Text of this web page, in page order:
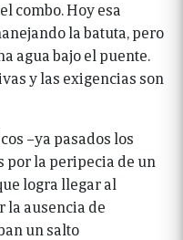
combo. Hoy esa
la batuta, pero
agua bajo el puente.
y las exigencias son
–ya pasados los
por la peripecia de un
logra llegar al
la ausencia de
un salto